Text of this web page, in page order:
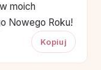
moich
Nowego Roku!
Kopiuj